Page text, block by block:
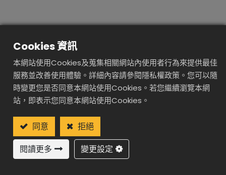
小龍門高速加工機
SD1000
加入詢價車
Cookies 資訊
本網站使用Cookies及蒐集相關網站內使用者行為來提供最佳
服務並改善使用體驗。詳細內容請參閱隱私權政策。您可以隨
時變更您是否同意本網站使用Cookies。若您繼續瀏覽本網
站，即表示您同意本網站使用Cookies。
同意
拒絕
閱讀更多
變更設定